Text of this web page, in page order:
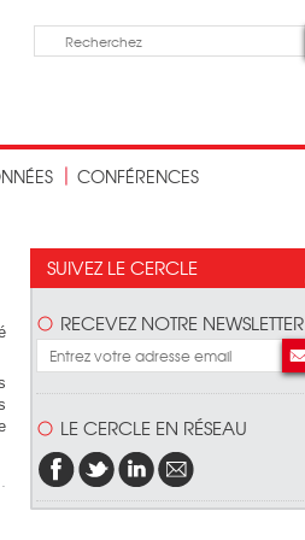
CONFÉRENCES
SUIVEZ LE CERCLE
RECEVEZ NOTRE NEWSLETTER
LE CERCLE EN RÉSEAU